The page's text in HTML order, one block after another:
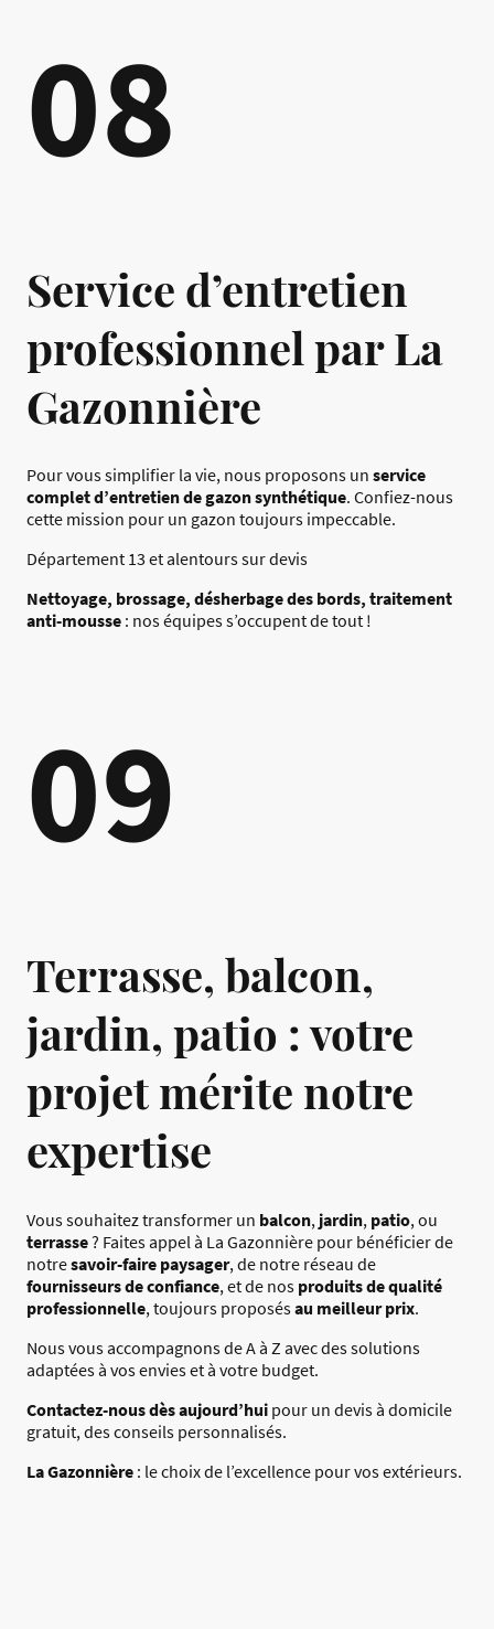
08
Service d’entretien
professionnel par La
Gazonnière
Pour vous simplifier la vie, nous proposons un service
complet d’entretien de gazon synthétique. Confiez-nous
cette mission pour un gazon toujours impeccable.
Département 13 et alentours sur devis
Nettoyage, brossage, désherbage des bords, traitement
anti-mousse : nos équipes s’occupent de tout !
09
Terrasse, balcon,
jardin, patio : votre
projet mérite notre
expertise
Vous souhaitez transformer un balcon, jardin, patio, ou
terrasse? Faites appel à La Gazonnière pour bénéficier de
notresavoir-faire paysager, de notre réseau de
fournisseurs de confiance, et de nos produits de qualité
professionnelle, toujours proposésau meilleur prix.
Nous vous accompagnons de A à Z avec des solutions
adaptées à vos envies et à votre budget.
Contactez-nous dès aujourd’hui pour un devis à domicile
gratuit, des conseils personnalisés.
La Gazonnière : le choix de l’excellence pour vos extérieurs.